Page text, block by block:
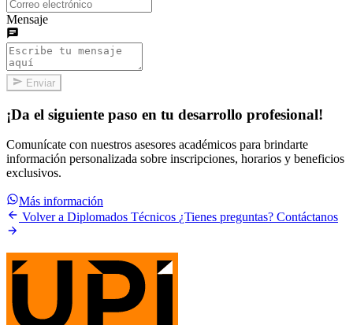
Mensaje
Enviar
¡Da el siguiente paso en tu desarrollo profesional!
Comunícate con nuestros asesores académicos para brindarte
información personalizada sobre inscripciones, horarios y beneficios
exclusivos.
Más información
Volver a Diplomados Técnicos ¿Tienes preguntas? Contáctanos